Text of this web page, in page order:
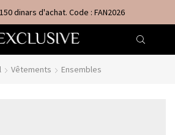
dinars d'achat. Code : FAN2026
Vêtements Ensembles